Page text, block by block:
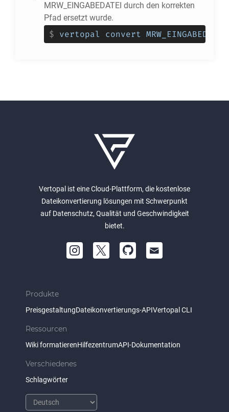
MRW_EINGABEDATEI durch den korrekten
Pfad ersetzt wurde.
$ vertopal convert
Vertopal ist eine Cloud-Plattform, die kostenlose
Dateikonvertierung lösungen mit Schwerpunkt
auf Datenschutz, Qualität und Geschwindigkeit
bietet.
Produkte
PreisgestaltungDateikonvertierungs-APIVertopal CLI
Ressourcen
Wiki formatierenHilfezentrumAPI-Dokumentation
Verschiedenes
Schlagwörter